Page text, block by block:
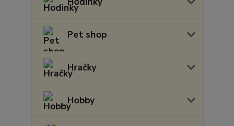
Pet shop
Hračky
Hobby